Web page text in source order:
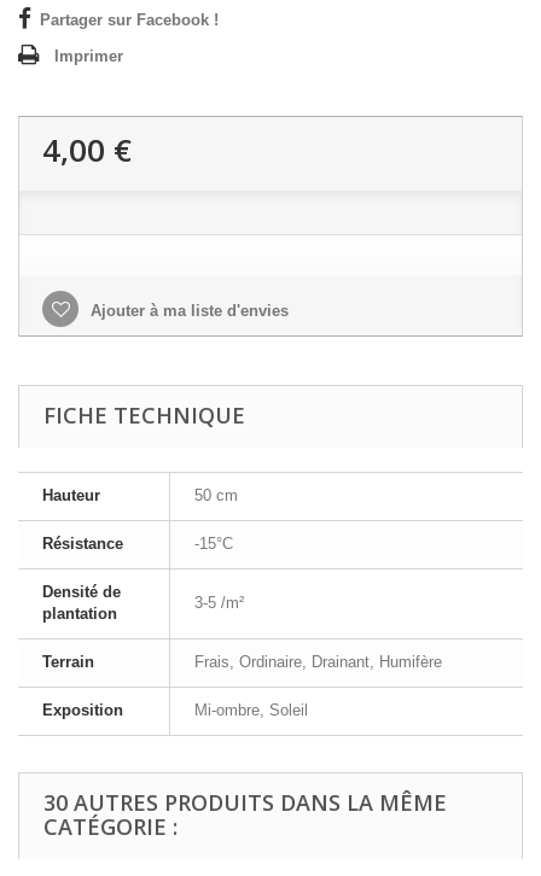
Partager sur Facebook !
Imprimer
4,00 €
Ajouter à ma liste d'envies
FICHE TECHNIQUE
Hauteur 50 cm
Résistance -15°C
Densité de
plantation
3-5 /m²
Terrain Frais, Ordinaire, Drainant, Humifère
Exposition Mi-ombre, Soleil
30 AUTRES PRODUITS DANS LA MÊME
CATÉGORIE :